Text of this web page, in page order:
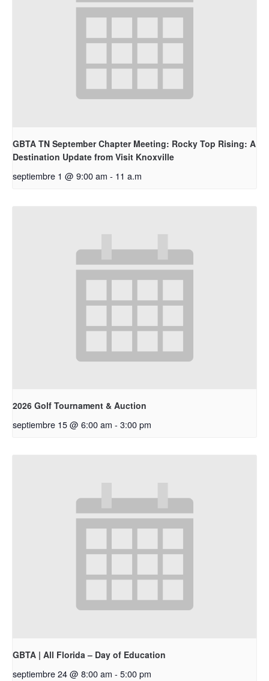
GBTA TN September Chapter Meeting: Rocky Top Rising: A
Destination Update from Visit Knoxville
septiembre 1 @ 9:00 am - 11 a.m
2026 Golf Tournament & Auction
septiembre 15 @ 6:00 am - 3:00 pm
GBTA | All Florida – Day of Education
septiembre 24 @ 8:00 am - 5:00 pm